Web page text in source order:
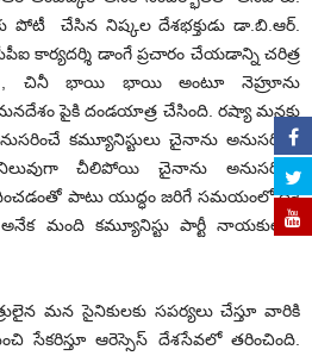
పోటీ చేసిన నిష్కల దేశభక్తుడు డా.బి.ఆర్.
కార్యదర్శి డాంగే ప్రచారం చేయడాన్ని చరిత్ర
, చినీ భాయి భాయి అంటూ నెహ్రూను
పైకి దండయాత్ర చేసింది. రష్యా మనకు
కమ్యూనిస్టులు చైనాను అనుసరించే
చీలిపోయి చైనాను అనుసరించే
పాటు యుద్ధం జరిగే సమయంలో దేశ
మంది కమ్యూనిస్టు పార్టీ నాయకులను
మన సైనికులకు సపర్యలు చేస్తూ వారికి
సేకరిస్తూ ఆరెస్సెస్ దేశసేవలో తరించింది.